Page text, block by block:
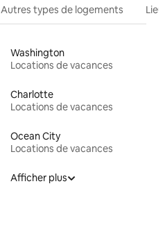
Autres types de logements
Washington
Locations de vacances
Charlotte
Locations de vacances
Ocean City
Locations de vacances
Afficher plus